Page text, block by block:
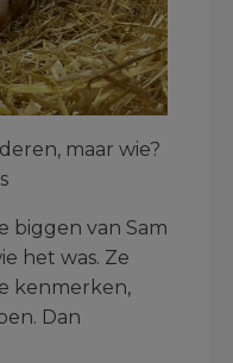
maar wie?
biggen van Sam
het was. Ze
kenmerken,
Dan